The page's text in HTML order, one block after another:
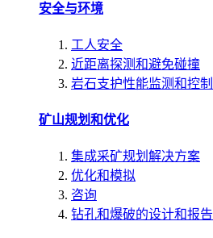
安全与环境
工人安全
近距离探测和避免碰撞
岩石支护性能监测和控制
矿山规划和优化
集成采矿规划解决方案
优化和模拟
咨询
钻孔和爆破的设计和报告